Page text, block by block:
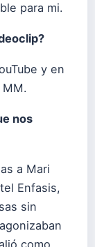
para mi.
y en
MM.
nos
a Mari
Enfasis,
sin
como